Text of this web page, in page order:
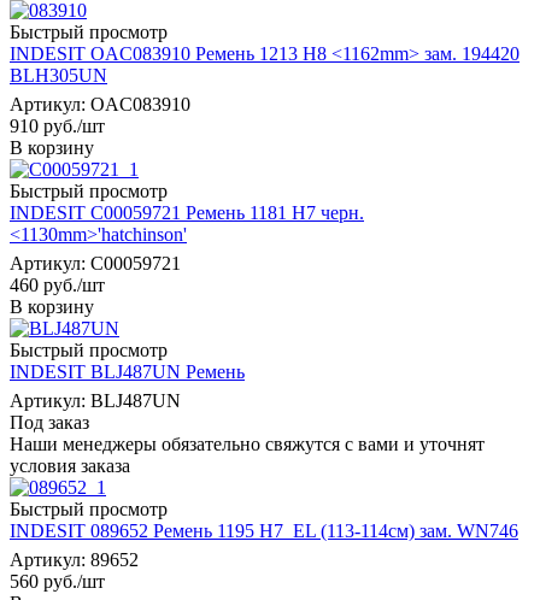
Быстрый просмотр
INDESIT OAC083910 Ремень 1213 H8 <1162mm> зам. 194420
BLH305UN
Артикул: OAC083910
910 руб./шт
В корзину
Быстрый просмотр
INDESIT C00059721 Ремень 1181 H7 черн.
<1130mm>'hatchinson'
Артикул: C00059721
460 руб./шт
В корзину
Быстрый просмотр
INDESIT BLJ487UN Ремень
Артикул: BLJ487UN
Под заказ
Наши менеджеры обязательно свяжутся с вами и уточнят
условия заказа
Быстрый просмотр
INDESIT 089652 Ремень 1195 H7_EL (113-114см) зам. WN746
Артикул: 89652
560 руб./шт